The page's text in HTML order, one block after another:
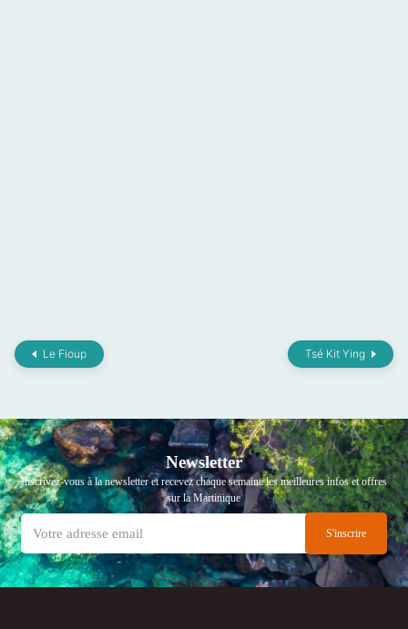
Le Fioup Tsé Kit Ying
Newsletter
Inscrivez-vous à la newsletter et recevez chaque semaine les meilleures infos et offres
sur la Martinique